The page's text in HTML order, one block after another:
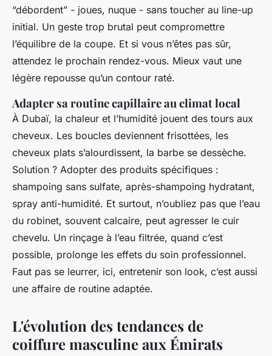
“débordent” - joues, nuque - sans toucher au line-up
initial. Un geste trop brutal peut compromettre
l’équilibre de la coupe. Et si vous n’êtes pas sûr,
attendez le prochain rendez-vous. Mieux vaut une
légère repousse qu’un contour raté.
Adapter sa routine capillaire au climat local
À Dubaï, la chaleur et l’humidité jouent des tours aux
cheveux. Les boucles deviennent frisottées, les
cheveux plats s’alourdissent, la barbe se dessèche.
Solution ? Adopter des produits spécifiques :
shampoing sans sulfate, après-shampoing hydratant,
spray anti-humidité. Et surtout, n’oubliez pas que l’eau
du robinet, souvent calcaire, peut agresser le cuir
chevelu. Un rinçage à l’eau filtrée, quand c’est
possible, prolonge les effets du soin professionnel.
Faut pas se leurrer, ici, entretenir son look, c’est aussi
une affaire de routine adaptée.
L'évolution des tendances de
coiffure masculine aux Émirats